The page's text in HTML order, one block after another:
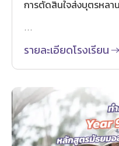
การตัดสินใจส่งบุตรหลา
...
รายละเอียดโรงเรียน